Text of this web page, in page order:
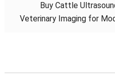
Buy Cattle
Veterinary Imaging for